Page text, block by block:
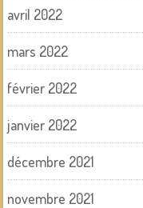
avril 2022
mars 2022
février 2022
janvier 2022
décembre 2021
novembre 2021